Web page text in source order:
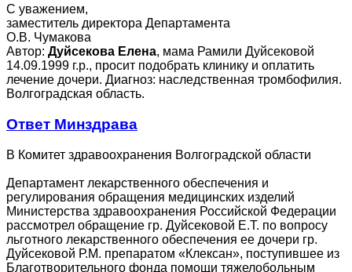
С уважением,
заместитель директора Департамента
О.В. Чумакова
Автор: Дуйсекова Елена, мама Рамили Дуйсековой
14.09.1999 г.р., просит подобрать клинику и оплатить
лечение дочери. Диагноз: наследственная тромбофилия.
Волгоградская область.
Ответ Минздрава
В Комитет здравоохранения Волгоградской области
Департамент лекарственного обеспечения и
регулирования обращения медицинских изделий
Министерства здравоохранения Российской Федерации
рассмотрел обращение гр. Дуйсековой Е.Т. по вопросу
льготного лекарственного обеспечения ее дочери гр.
Дуйсековой Р.М. препаратом «Клексан», поступившее из
Благотворительного фонда помощи тяжелобольным